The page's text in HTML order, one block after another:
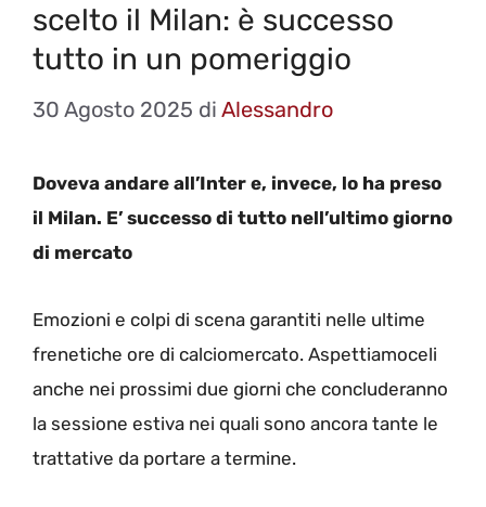
scelto il Milan: è successo
tutto in un pomeriggio
30 Agosto 2025 di Alessandro
Doveva andare all’Inter e, invece, lo ha preso
il Milan. E’ successo di tutto nell’ultimo giorno
di mercato
Emozioni e colpi di scena garantiti nelle ultime
frenetiche ore di calciomercato. Aspettiamoceli
anche nei prossimi due giorni che concluderanno
la sessione estiva nei quali sono ancora tante le
trattative da portare a termine.